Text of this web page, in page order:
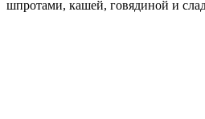
шпротами, кашей, говядиной и